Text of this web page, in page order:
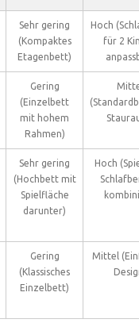
Sehr gering
(Kompaktes
Etagenbett)
Hoch
für 2
Gering
(Einzelbett
mit hohem
Rahmen)
Sehr gering
(Hochbett mit
Spielfläche
darunter)
Hoch
Gering
(Klassisches
Einzelbett)
Mittel